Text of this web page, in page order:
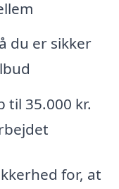
du er sikker
til 35.000 kr.
for, at